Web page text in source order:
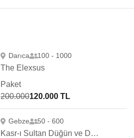
Darıca 100 - 1000
The Elexsus
Paket
200.000120.000 TL
Gebze 50 - 600
Kasr-ı Sultan Düğün ve Davet Salonu